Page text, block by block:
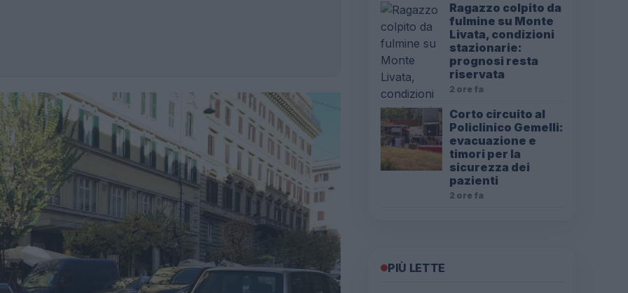
Ragazzo colpito da
fulmine su Monte
Livata, condizioni
stazionarie:
prognosi resta
riservata
2 ore fa
Corto circuito al
Policlinico Gemelli:
evacuazione e
timori per la
sicurezza dei
pazienti
2 ore fa
PIÙ LETTE